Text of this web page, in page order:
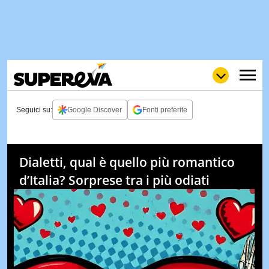
WOWPOP
NEWS
STORIE
VIDEO
& TV
QUIZ
Seguici su: Google Discover Fonti preferite
Dialetti, qual è quello più romantico
d’Italia? Sorprese tra i più odiati